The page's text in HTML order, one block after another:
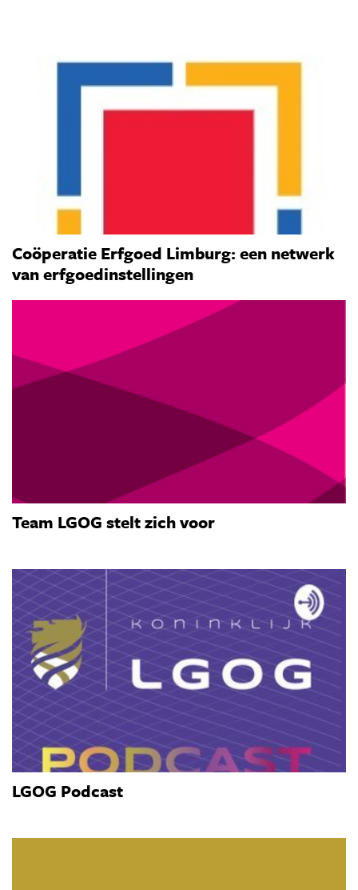
Coöperatie Erfgoed Limburg: een netwerk
van erfgoedinstellingen
Team LGOG stelt zich voor
LGOG Podcast